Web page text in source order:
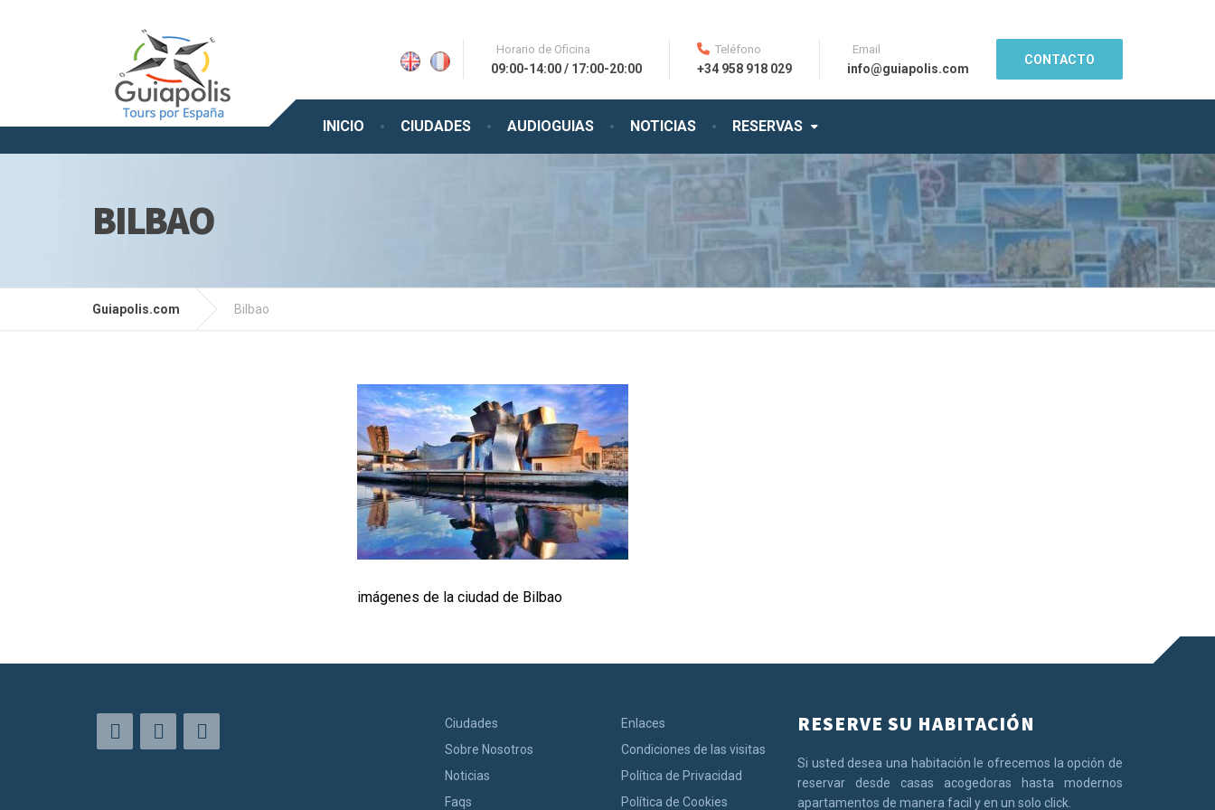
INICIO CIUDADES AUDIOGUIAS NOTICIAS RESERVAS
Horario de Oficina
09:00-14:00 / 17:00-20:00
Teléfono
+34 958 918 029
Email
info@guiapolis.com
CONTACTO
BILBAO
Guiapolis.com Bilbao
imágenes de la ciudad de Bilbao
Ciudades
Sobre Nosotros
Noticias
Faqs
Enlaces
Condiciones de las visitas
Política de Privacidad
Política de Cookies
RESERVE SU HABITACIÓN
Si usted desea una habitación le ofrecemos la opción de
reservar desde casas acogedoras hasta modernos
apartamentos de manera facil y en un solo click.